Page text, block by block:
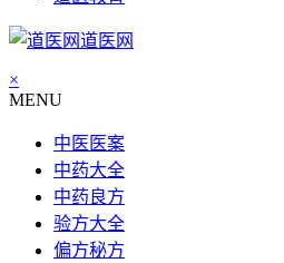
道医网
×
MENU
中医医案
中药大全
中药良方
验方大全
偏方秘方